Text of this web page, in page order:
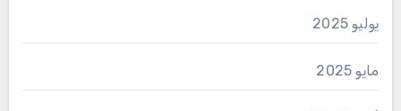
يوليو 2025
مايو 2025